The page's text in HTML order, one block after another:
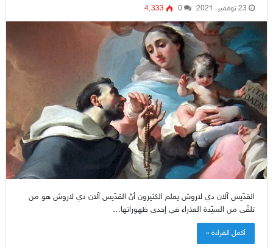
23 نوفمبر، 2021 0 4٬333
القدّيس آلان دي لاروش يعلم الكثيرون أنّ القدّيس آلان دي لاروش هو من
تلقّى من السيّدة العذراء في إحدى ظهوراتها…
أكمل القراءة »